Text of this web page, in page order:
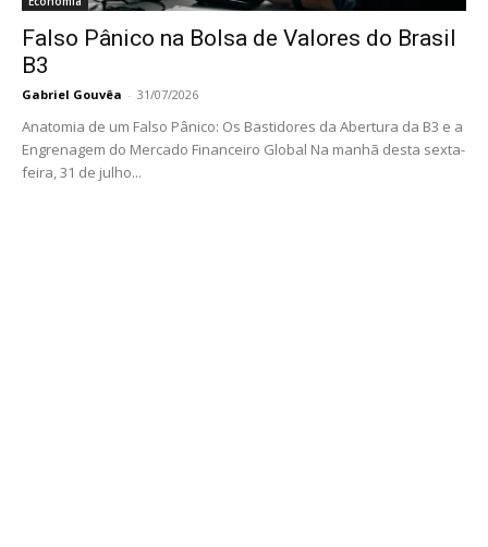
Falso Pânico na Bolsa de Valores do Brasil
B3
Gabriel Gouvêa - 31/07/2026
Anatomia de um Falso Pânico: Os Bastidores da Abertura da B3 e a
Engrenagem do Mercado Financeiro Global Na manhã desta sexta-
feira, 31 de julho...